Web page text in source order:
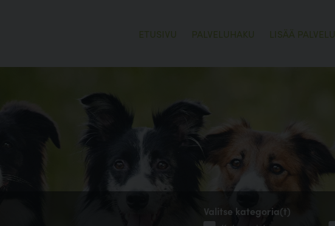
ETUSIVU PALVELUHAKU LISÄÄ PALVELU
Valitse kategoria(t)